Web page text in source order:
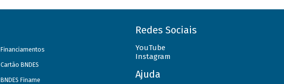
Financiamentos
Cartão BNDES
BNDES Finame
Redes Sociais
YouTube
Instagram
Ajuda